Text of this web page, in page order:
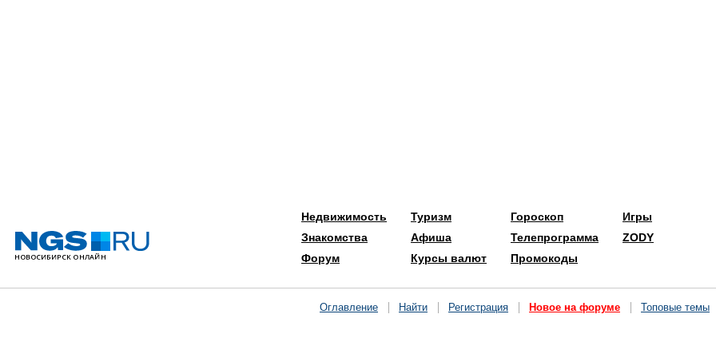
Недвижимость
Знакомства
Форум
Туризм
Афиша
Курсы валют
Гороскоп
Телепрограмма
Промокоды
Игры
ZODY
Оглавление Найти Регистрация Новое на форуме Топовые темы